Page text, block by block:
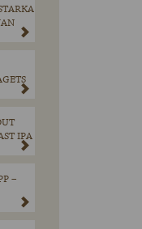
IPA
–